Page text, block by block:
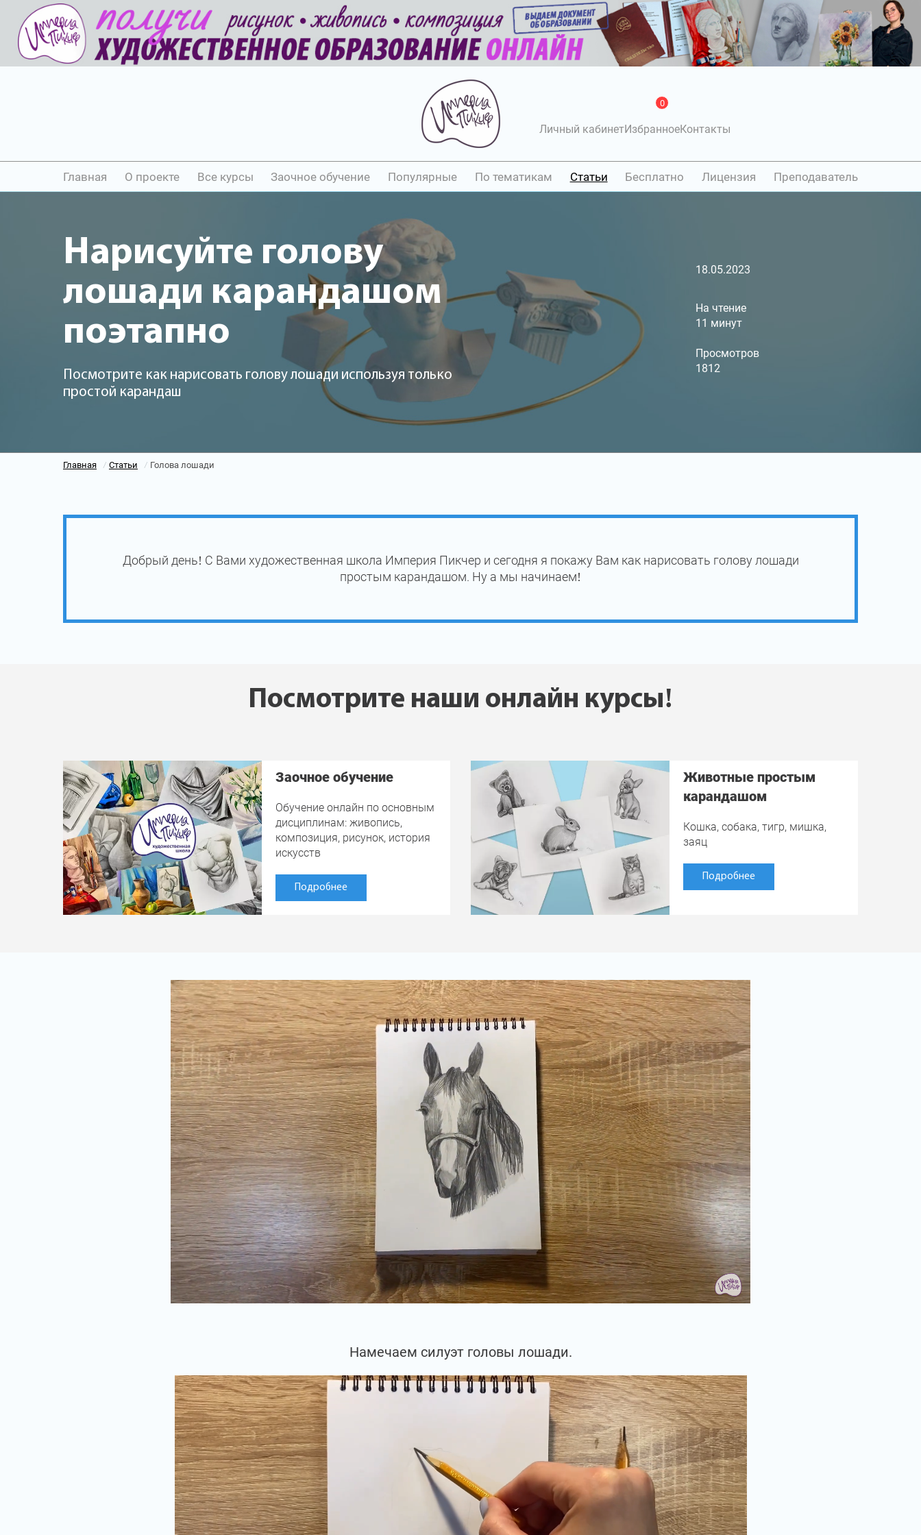
Личный кабинетИзбранное
0
Контакты
Главная О проекте Все курсы Заочное обучение Популярные По тематикам Статьи Бесплатно Лицензия Преподаватель
Нарисуйте голову
лошади карандашом
поэтапно
Посмотрите как нарисовать голову лошади используя только
простой карандаш
18.05.2023
На чтение
11 минут
Просмотров
1812
Главная / Статьи / Голова лошади
Добрый день! С Вами художественная школа Империя Пикчер и сегодня я покажу Вам как нарисовать голову лошади
простым карандашом. Ну а мы начинаем!
Посмотрите наши онлайн курсы!
Заочное обучение
Обучение онлайн по основным
дисциплинам: живопись,
композиция, рисунок, история
искусств
Подробнее
Животные простым
карандашом
Кошка, собака, тигр, мишка,
заяц
Подробнее
Намечаем силуэт головы лошади.